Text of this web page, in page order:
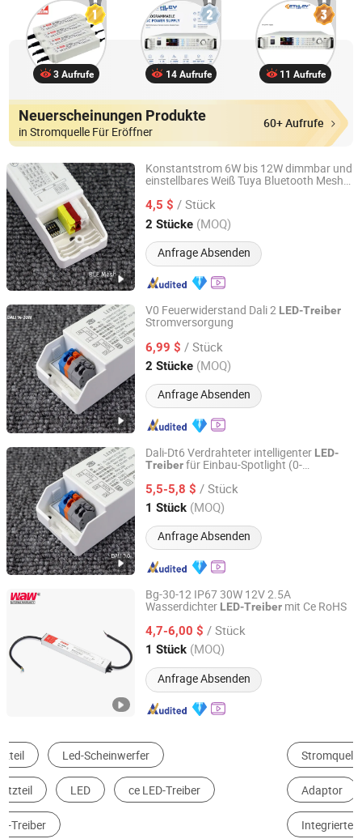
3 Aufrufe 14 Aufrufe 11 Aufrufe
Neuerscheinungen Produkte
in Stromquelle Für Eröffner
60+ Aufrufe
Konstantstrom 6W bis 12W dimmbar und
einstellbares Weiß Tuya Bluetooth Mesh
4,5 $ / Stück
2 Stücke (MOQ)
Anfrage Absenden
Zhongshan Zhishuo Intelligent Technology Co., Ltd.
Guangdong, China Seit 2026
V0 Feuerwiderstand Dali 2 LED-Treiber
Stromversorgung
6,99 $ / Stück
2 Stücke (MOQ)
Anfrage Absenden
Zhongshan Zhishuo Intelligent Technology Co., Ltd.
Guangdong, China Seit 2026
Dali-Dt6 Verdrahteter intelligenter LED-
Treiberfür Einbau-Spotlight (0-
5,5-5,8 $ / Stück
1 Stück (MOQ)
Anfrage Absenden
Zhongshan Zhishuo Intelligent Technology Co., Ltd.
Guangdong, China Seit 2026
Bg-30-12 IP67 30W 12V 2.5A
Wasserdichter LED-Treiber mit Ce RoHS
4,7-6,00 $ / Stück
1 Stück (MOQ)
Anfrage Absenden
Wenzhou Wode Electrical Co., Ltd.
Zhejiang, China Seit 2017
Stromquelle Für Eröffner
Adaptor LED-Umrüstkit Notbeleuchtung